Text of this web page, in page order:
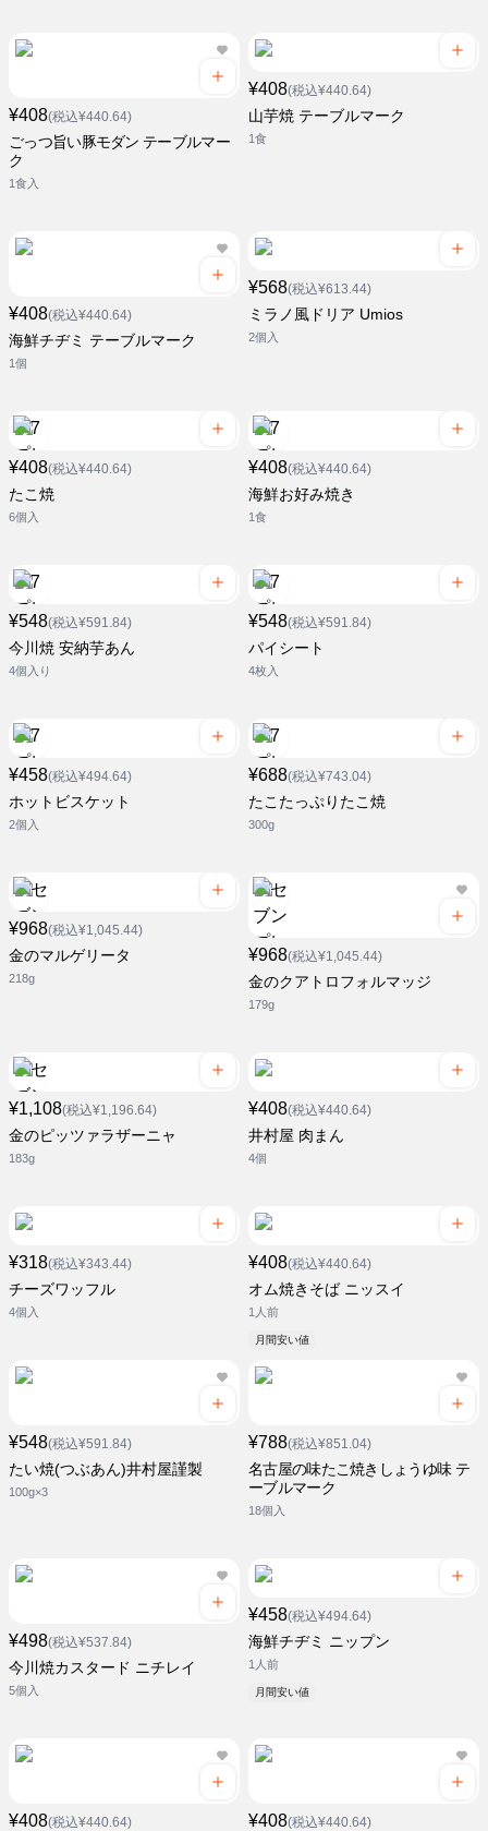
¥408(税込¥440.64)
ごっつ旨い豚モダン テーブルマー
ク
1食入
¥408(税込¥440.64)
山芋焼 テーブルマーク
1食
¥408(税込¥440.64)
海鮮チヂミ テーブルマーク
1個
¥568(税込¥613.44)
ミラノ風ドリア Umios
2個入
¥408(税込¥440.64)
たこ焼
6個入
¥408(税込¥440.64)
海鮮お好み焼き
1食
¥548(税込¥591.84)
今川焼 安納芋あん
4個入り
¥548(税込¥591.84)
パイシート
4枚入
¥458(税込¥494.64)
ホットビスケット
2個入
¥688(税込¥743.04)
たこたっぷりたこ焼
300g
¥968(税込¥1,045.44)
金のマルゲリータ
218g
¥968(税込¥1,045.44)
金のクアトロフォルマッジ
179g
¥1,108(税込¥1,196.64)
金のピッツァラザーニャ
183g
¥408(税込¥440.64)
井村屋 肉まん
4個
¥318(税込¥343.44)
チーズワッフル
4個入
¥408(税込¥440.64)
オム焼きそば ニッスイ
1人前
月間安い値
¥548(税込¥591.84)
たい焼(つぶあん)井村屋謹製
100g×3
¥788(税込¥851.04)
名古屋の味たこ焼きしょうゆ味 テ
ーブルマーク
18個入
¥498(税込¥537.84)
今川焼カスタード ニチレイ
5個入
¥458(税込¥494.64)
海鮮チヂミ ニップン
1人前
月間安い値
¥408(税込¥440.64) ¥408(税込¥440.64)